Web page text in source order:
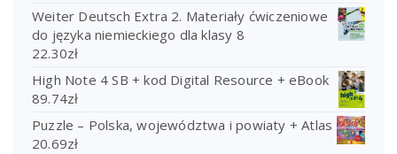
Weiter Deutsch Extra 2. Materiały ćwiczeniowe
do języka niemieckiego dla klasy 8
22.30zł
High Note 4 SB + kod Digital Resource + eBook
89.74zł
Puzzle – Polska, województwa i powiaty + Atlas
20.69zł